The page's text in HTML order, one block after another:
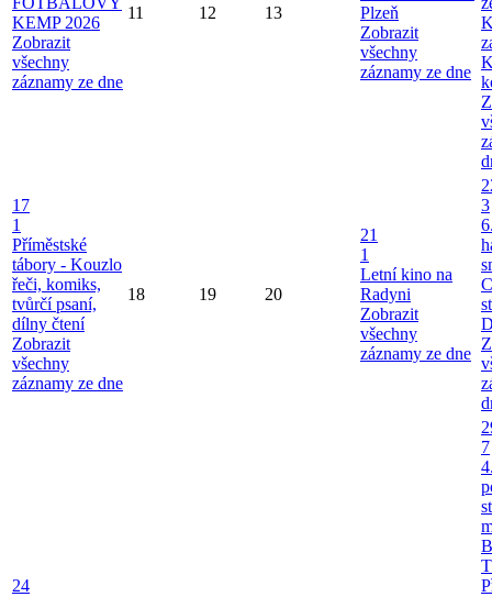
KEMP 2026
Zobrazit
všechny
záznamy ze dne
11 12 13
Plzeň
Zobrazit
všechny
záznamy ze dne
17
1
Příměstské
tábory - Kouzlo
řeči, komiks,
tvůrčí psaní,
dílny čtení
Zobrazit
všechny
záznamy ze dne
18 19 20
21
1
Letní kino na
Radyni
Zobrazit
všechny
záznamy ze dne
3
24
7